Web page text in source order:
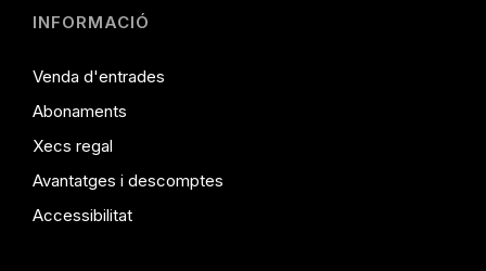
INFORMACIÓ
Venda d'entrades
Abonaments
Xecs regal
Avantatges i descomptes
Accessibilitat